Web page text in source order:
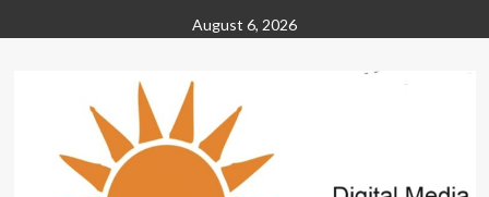
to
August 6, 2026